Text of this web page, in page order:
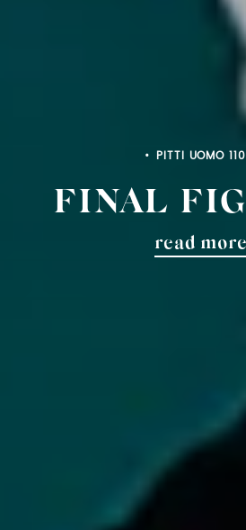
PITTI UOMO 110
FINAL
read more